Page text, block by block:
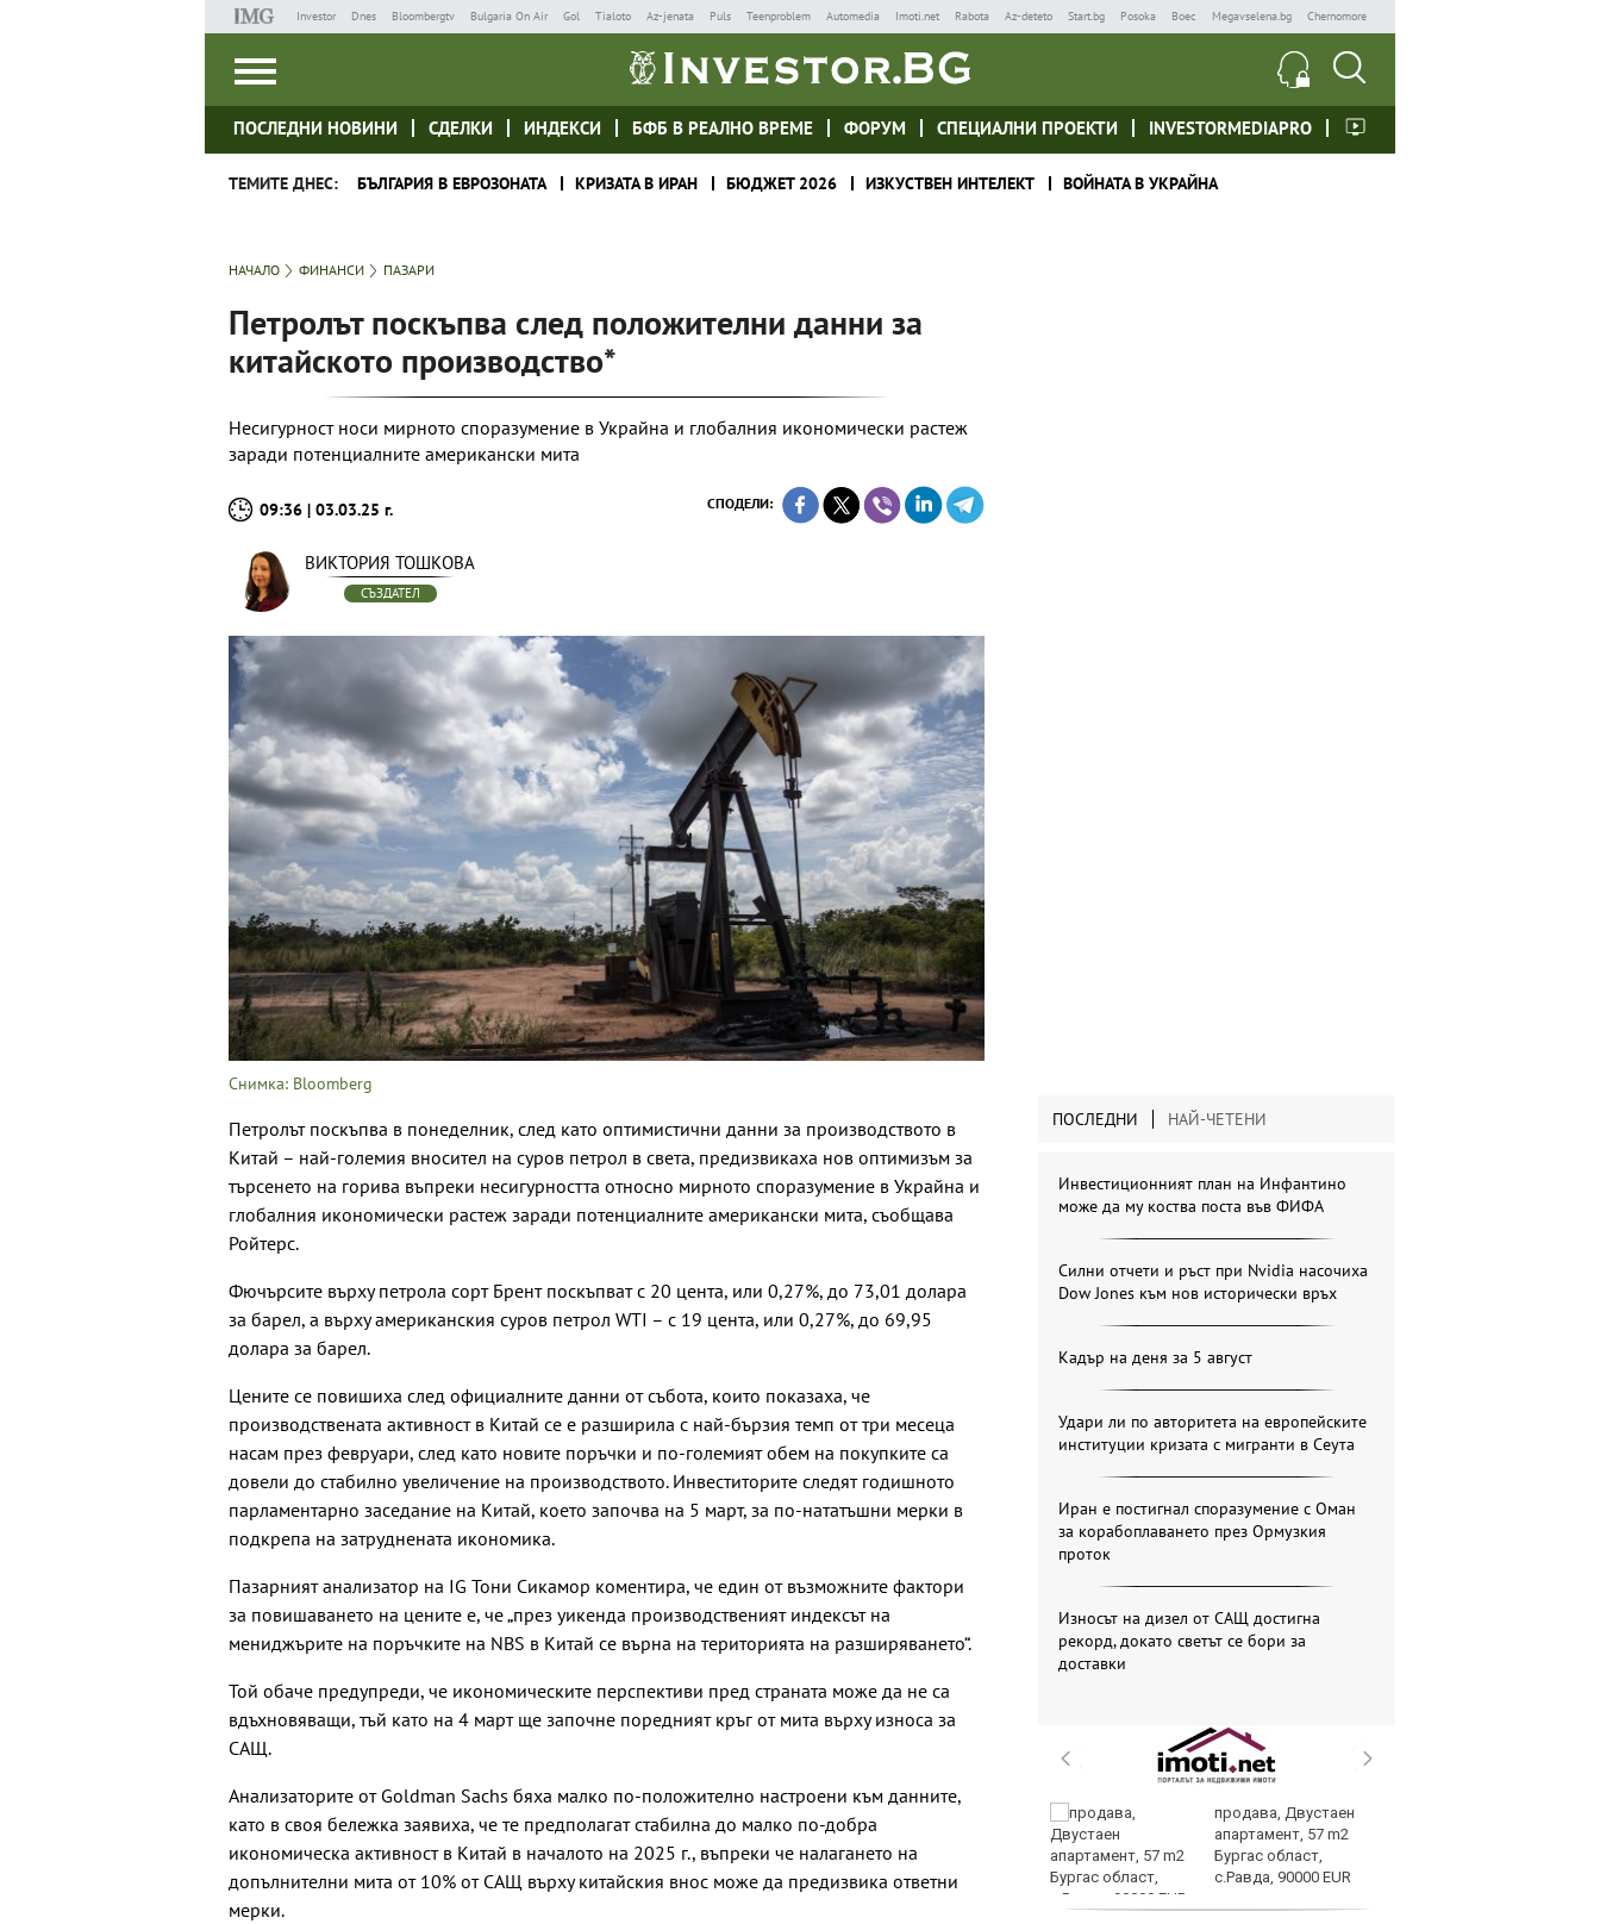
Investor Dnes Bloombergtv Bulgaria On Air Gol Tialoto Az-jenata Puls Teenproblem Automedia Imoti.net Rabota Az-deteto Start.bg Posoka Boec Megavselena.bg Chernomore
ПОСЛЕДНИ НОВИНИ СДЕЛКИ ИНДЕКСИ БФБ В РЕАЛНО ВРЕМЕ ФОРУМ СПЕЦИАЛНИ ПРОЕКТИ INVESTORMEDIAPRO
ТЕМИТЕ ДНЕС: БЪЛГАРИЯ В ЕВРОЗОНАТА КРИЗАТА В ИРАН БЮДЖЕТ 2026 ИЗКУСТВЕН ИНТЕЛЕКТ ВОЙНАТА В УКРАЙНА
НАЧАЛО ФИНАНСИ ПАЗАРИ
Петролът поскъпва след положителни данни за
китайското производство*
Несигурност носи мирното споразумение в Украйна и глобалния икономически растеж
заради потенциалните американски мита
09:36 | 03.03.25 г. СПОДЕЛИ:
ВИКТОРИЯ ТОШКОВА
СЪЗДАТЕЛ
Снимка: Bloomberg
Петролът поскъпва в понеделник, след като оптимистични данни за производството в
Китай – най-големия вносител на суров петрол в света, предизвикаха нов оптимизъм за
търсенето на горива въпреки несигурността относно мирното споразумение в Украйна и
глобалния икономически растеж заради потенциалните американски мита, съобщава
Ройтерс.
Фючърсите върху петрола сорт Брент поскъпват с 20 цента, или 0,27%, до 73,01 долара
за барел, а върху американския суров петрол WTI – с 19 цента, или 0,27%, до 69,95
долара за барел.
Цените се повишиха след официалните данни от събота, които показаха, че
производствената активност в Китай се е разширила с най-бързия темп от три месеца
насам през февруари, след като новите поръчки и по-големият обем на покупките са
довели до стабилно увеличение на производството. Инвеститорите следят годишното
парламентарно заседание на Китай, което започва на 5 март, за по-нататъшни мерки в
подкрепа на затруднената икономика.
Пазарният анализатор на IG Тони Сикамор коментира, че един от възможните фактори
за повишаването на цените е, че „през уикенда производственият индексът на
мениджърите на поръчките на NBS в Китай се върна на територията на разширяването“.
Той обаче предупреди, че икономическите перспективи пред страната може да не са
вдъхновяващи, тъй като на 4 март ще започне поредният кръг от мита върху износа за
САЩ.
Анализаторите от Goldman Sachs бяха малко по-положително настроени към данните,
като в своя бележка заявиха, че те предполагат стабилна до малко по-добра
икономическа активност в Китай в началото на 2025 г., въпреки че налагането на
допълнителни мита от 10% от САЩ върху китайския внос може да предизвика ответни
мерки.
ПОСЛЕДНИ НАЙ-ЧЕТЕНИ
Инвестиционният план на Инфантино
може да му коства поста във ФИФА
Силни отчети и ръст при Nvidia насочиха
Dow Jones към нов исторически връх
Кадър на деня за 5 август
Удари ли по авторитета на европейските
институции кризата с мигранти в Сеута
Иран е постигнал споразумение с Оман
за корабоплаването през Ормузкия
проток
Износът на дизел от САЩ достигна
рекорд, докато светът се бори за
доставки
Ръководството на
ФИФА потвърди
доверието в Джани
Инфантино
продава, Двустаен
апартамент, 57 m2
Бургас област,
с.Равда, 90000 EUR